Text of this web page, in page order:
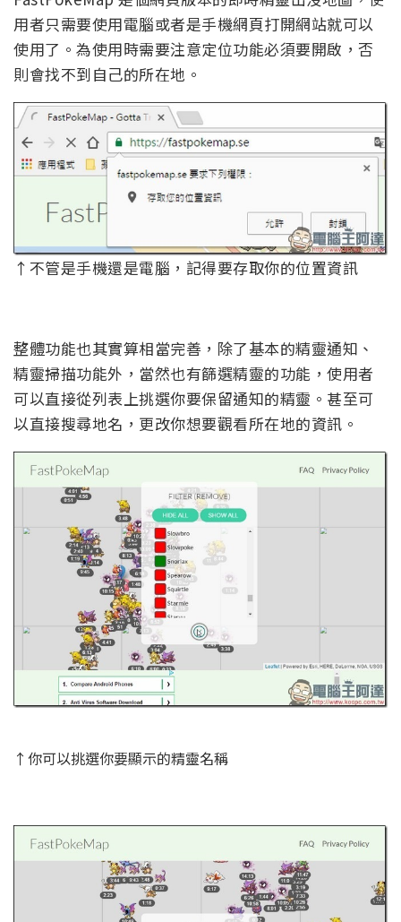
用者只需要使用電腦或者是手機網頁打開網站就可以
使用了。為使用時需要注意定位功能必須要開啟，否
則會找不到自己的所在地。
↑不管是手機還是電腦，記得要存取你的位置資訊
整體功能也其實算相當完善，除了基本的精靈通知、
精靈掃描功能外，當然也有篩選精靈的功能，使用者
可以直接從列表上挑選你要保留通知的精靈。甚至可
以直接搜尋地名，更改你想要觀看所在地的資訊。
↑你可以挑選你要顯示的精靈名稱